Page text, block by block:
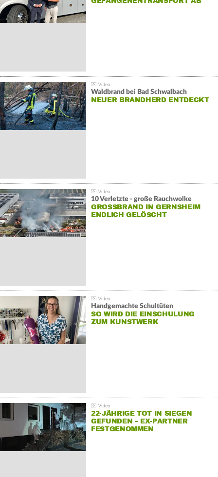
Waldbrand bei Bad Schwalbach
NEUER BRANDHERD ENTDECKT
10 Verletzte - große Rauchwolke
GROSSBRAND IN GERNSHEIM E
NDLICH GELÖSCHT
Handgemachte Schultüten
SO WIRD DIE EINSCHULUNG
ZUM KUNSTWERK
22-JÄHRIGE TOT IN SIEGEN
GEFUNDEN – EX-PARTNER
FESTGENOMMEN